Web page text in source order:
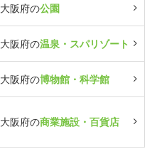
大阪府の公園
大阪府の温泉・スパリゾート
大阪府の博物館・科学館
大阪府の商業施設・百貨店